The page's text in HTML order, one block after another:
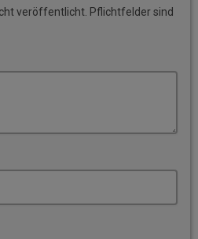
veröffentlicht. Pflichtfelder sind